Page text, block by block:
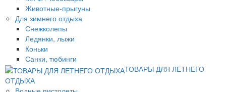
Животные-прыгуны
Для зимнего отдыха
Снежколепы
Ледянки, лыжи
Коньки
Санки, тюбинги
ТОВАРЫ ДЛЯ ЛЕТНЕГО
ОТДЫХА